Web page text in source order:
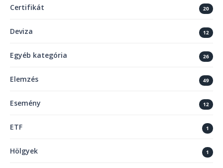
Certifikát 20
Deviza 12
Egyéb kategória 26
Elemzés 49
Esemény 12
ETF 1
Hölgyek 1